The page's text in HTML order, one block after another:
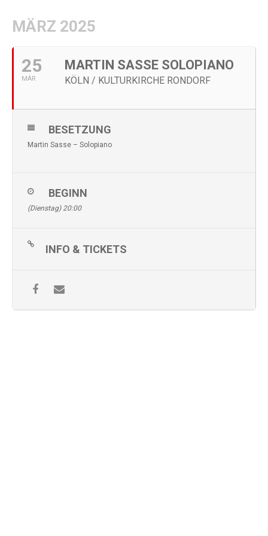
MÄRZ 2025
25
MÄR
MARTIN SASSE SOLOPIANO
KÖLN / KULTURKIRCHE RONDORF
BESETZUNG
Martin Sasse – Solopiano
BEGINN
(Dienstag) 20:00
INFO & TICKETS